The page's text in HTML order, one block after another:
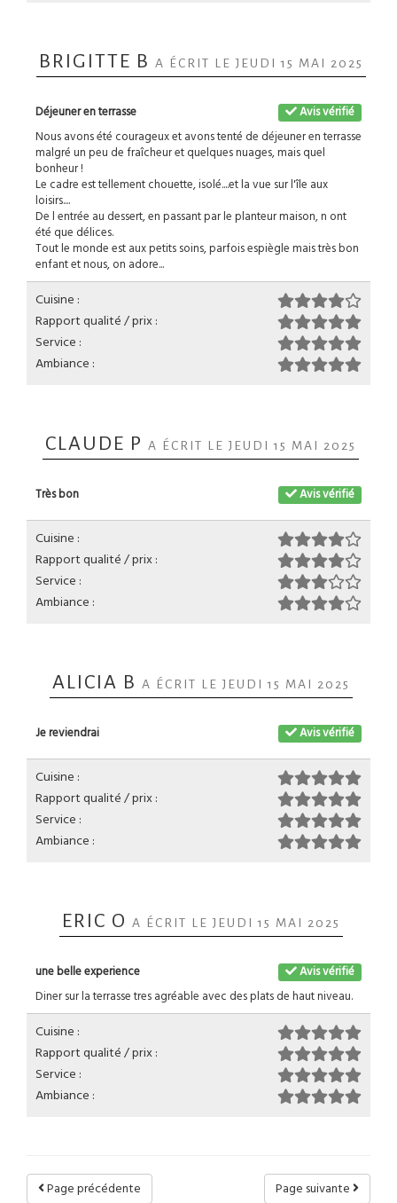
BRIGITTE B A ÉCRIT LE JEUDI 15 MAI 2025
Avis vérifié
Déjeuner en terrasse
Nous avons été courageux et avons tenté de déjeuner en terrasse
malgré un peu de fraîcheur et quelques nuages, mais quel
bonheur !
Le cadre est tellement chouette, isolé....et la vue sur l'île aux
loisirs....
De l entrée au dessert, en passant par le planteur maison, n ont
été que délices.
Tout le monde est aux petits soins, parfois espiègle mais très bon
enfant et nous, on adore...
Cuisine :
Rapport qualité / prix :
Service :
Ambiance :
CLAUDE P A ÉCRIT LE JEUDI 15 MAI 2025
Avis vérifié
Très bon
Cuisine :
Rapport qualité / prix :
Service :
Ambiance :
ALICIA B A ÉCRIT LE JEUDI 15 MAI 2025
Avis vérifié
Je reviendrai
Cuisine :
Rapport qualité / prix :
Service :
Ambiance :
ERIC O A ÉCRIT LE JEUDI 15 MAI 2025
Avis vérifié
une belle experience
Diner sur la terrasse tres agréable avec des plats de haut niveau.
Cuisine :
Rapport qualité / prix :
Service :
Ambiance :
Page suivante
Page précédente